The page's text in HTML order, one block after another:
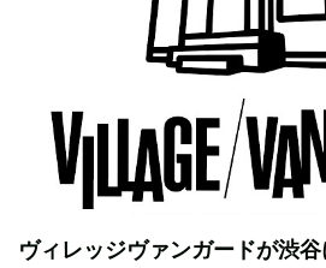
ヴィレッジヴァンガードが渋